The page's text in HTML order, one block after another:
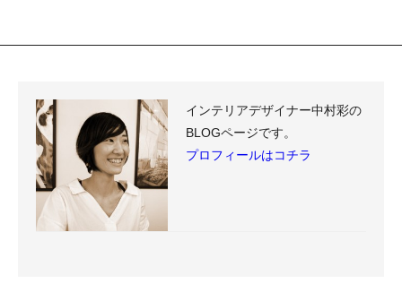
インテリアデザイナー中村彩の
BLOGページです。
プロフィールはコチラ